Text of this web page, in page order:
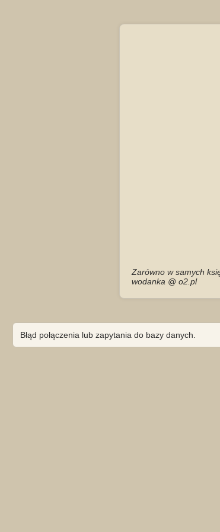
Zarówno w samych
wodanka @ o2.pl
Błąd połączenia lub zapytania do bazy danych.